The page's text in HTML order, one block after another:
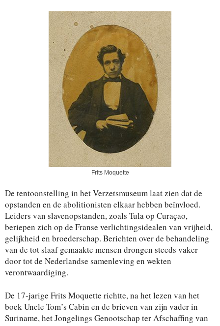
Frits Moquette
De tentoonstelling in het Verzetsmuseum laat zien dat de
opstanden en de abolitionisten elkaar hebben beïnvloed.
Leiders van slavenopstanden, zoals Tula op Curaçao,
beriepen zich op de Franse verlichtingsidealen van vrijheid,
gelijkheid en broederschap. Berichten over de behandeling
van de tot slaaf gemaakte mensen drongen steeds vaker
door tot de Nederlandse samenleving en wekten
verontwaardiging.
De 17-jarige Frits Moquette richtte, na het lezen van het
boek Uncle Tom’s Cabin en de brieven van zijn vader in
Suriname, het Jongelings Genootschap ter Afschaffing van